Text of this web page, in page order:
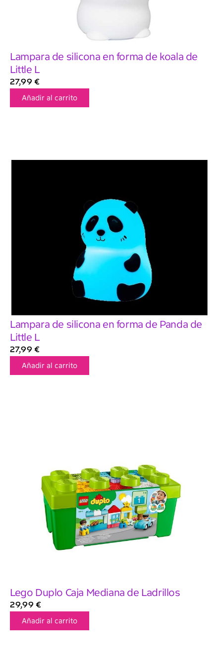
Lampara de silicona en forma de koala de
Little L
27,99 €
Añadir al carrito
Lampara de silicona en forma de Panda de
Little L
27,99 €
Añadir al carrito
Lego Duplo Caja Mediana de Ladrillos
29,99 €
Añadir al carrito